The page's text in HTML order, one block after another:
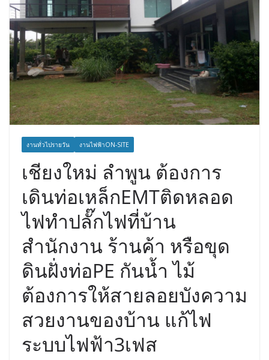
งานทั่วไปรายวัน งานไฟฟ้าON-SITE
เชียงใหม่ ลำพูน ต้องการ
เดินท่อเหล็กEMTติดหลอด
ไฟทำปลั๊กไฟที่บ้าน
สำนักงาน ร้านค้า หรือขุด
ดินฝั่งท่อPE กันน้ำ ไม้
ต้องการให้สายลอยบังความ
สวยงานของบ้าน แก้ไฟ
ระบบไฟฟ้า3เฟส